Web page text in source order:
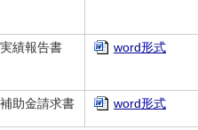
績報告書 word形式
助金請求書 word形式